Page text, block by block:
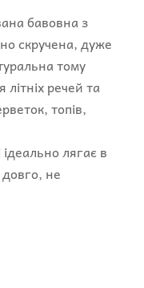
бавовна з
скручена, дуже
тому
речей та
топів,
лягає в
не